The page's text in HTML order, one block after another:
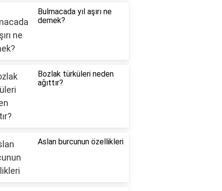
Bulmacada yıl aşırı ne
demek?
Bozlak türküleri neden
ağıttır?
Aslan burcunun özellikleri